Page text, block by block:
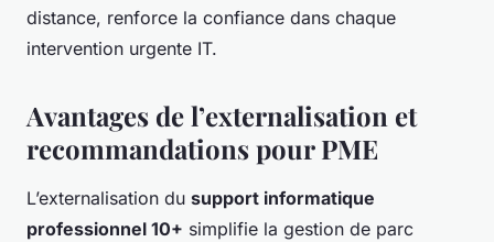
distance, renforce la confiance dans chaque
intervention urgente IT.
Avantages de l’externalisation et
recommandations pour PME
L’externalisation du support informatique
professionnel 10+ simplifie la gestion de parc